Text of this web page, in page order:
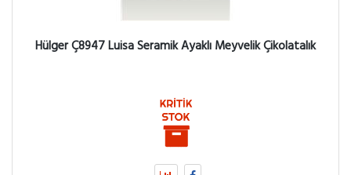
Hülger Ç8947 Luisa Seramik Ayaklı Meyvelik Çikolatalık